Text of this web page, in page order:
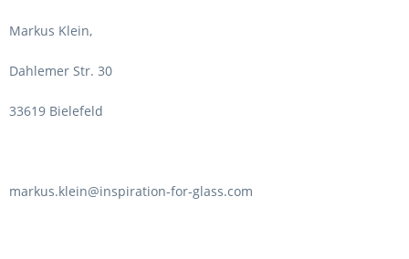
Markus Klein,
Dahlemer Str. 30
33619 Bielefeld
markus.klein@inspiration-for-glass.com